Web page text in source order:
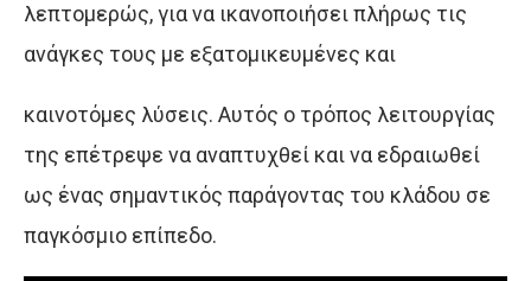
λεπτομερώς, για να ικανοποιήσει πλήρως τις
ανάγκες τους με εξατομικευμένες και
καινοτόμες λύσεις. Αυτός ο τρόπος λειτουργίας
της επέτρεψε να αναπτυχθεί και να εδραιωθεί
ως ένας σημαντικός παράγοντας του κλάδου σε
παγκόσμιο επίπεδο.